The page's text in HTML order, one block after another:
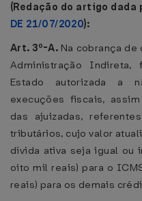
(Redação do artigo dada
DE 21/07/2020):
Art. 3º-A. Na cobrança
Administração Indireta,
Estado autorizada a
execuções fiscais,
das ajuizadas,
tributários, cujo valor
dívida ativa seja igual ou
oito mil reais) para o
reais) para os demais